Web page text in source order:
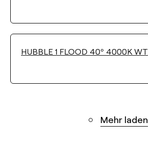
HUBBLE 1 FLOOD 40º 4000K WT
Mehr laden